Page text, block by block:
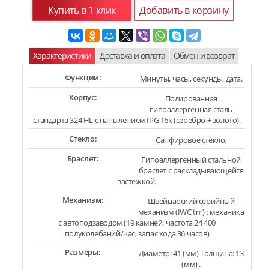
Купить в 1 клик Добавить в корзину
Характеристики Доставка и оплата Обмен и возврат
Функции:
Минуты, часы, секунды, дата.
Корпус:
Полированная
гипоаллергенная сталь
стандарта 324 HL с напылением IPG 16k (серебро + золото).
Стекло:
Сапфировое стекло.
Браслет:
Гипоаллергенный стальной
браслет с раскладывающейся
застежкой.
Механизм:
Швейцарский серийный
механизм (IWC tm) : механика
с автоподзаводом (19 камней, частота 24 400
полуколебаний/час, запас хода 36 часов)
Размеры:
Диаметр: 41 (мм) Толщина: 13
(мм) .